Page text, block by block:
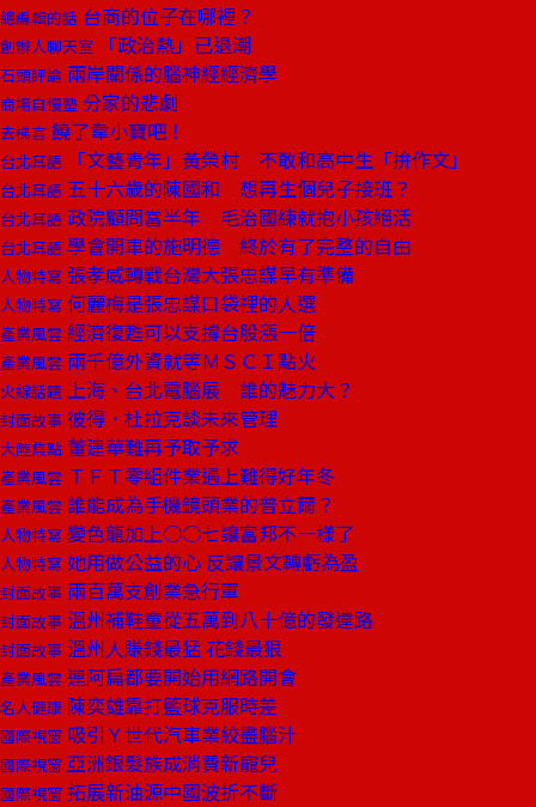
總編輯的話 台商的位子在哪裡？
創辦人聊天室 「政治熱」已退潮
石頭評論 兩岸關係的腦神經經濟學
商場自慢塾 分家的悲劇
去梯言 饒了韋小寶吧！
台北耳語 「文藝青年」黃榮村 不敢和高中生「拚作文」
台北耳語 五十六歲的陳國和 想再生個兒子接班？
台北耳語 政院顧問當半年 毛治國練就抱小孩絕活
台北耳語 學會開車的施明德 終於有了完整的自由
人物特寫 張孝威轉戰台灣大張忠謀早有準備
人物特寫 何麗梅是張忠謀口袋裡的人選
產業風雲 經濟復甦可以支撐台股漲一倍
產業風雲 兩千億外資就等ＭＳＣＩ點火
火線話題 上海、台北電腦展 誰的魅力大？
封面故事 彼得．杜拉克談未來管理
大陸焦點 董建華難再予取予求
產業風雲 ＴＦＴ零組件業遇上難得好年冬
產業風雲 誰能成為手機鏡頭業的普立爾？
人物特寫 變色龍加上○○七讓富邦不一樣了
人物特寫 她用做公益的心 反讓景文轉虧為盈
封面故事 兩百萬支創業急行軍
封面故事 溫州補鞋童從五萬到八十億的發達路
封面故事 溫州人賺錢最猛 花錢最狠
產業風雲 連阿扁都要開始用網路開會
名人健康 陳奕雄靠打籃球克服時差
國際視窗 吸引Ｙ世代汽車業絞盡腦汁
國際視窗 亞洲銀髮族成消費新寵兒
國際視窗 拓展新油源中國波折不斷